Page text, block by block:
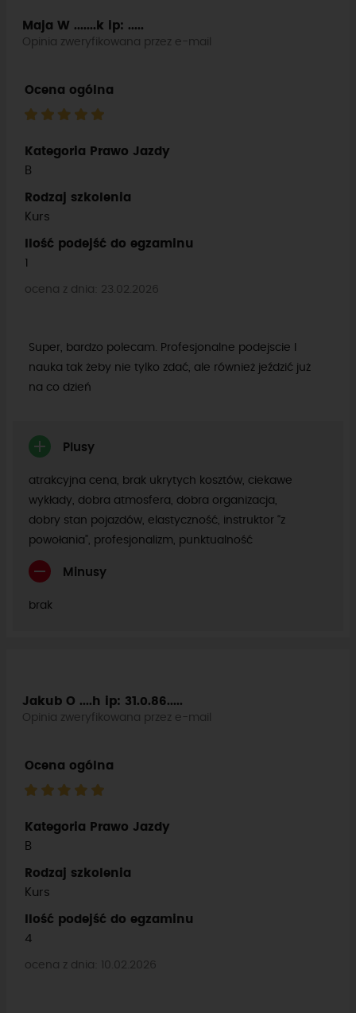
Ocena ogólna
Kategoria Prawo Jazdy
B
Rodzaj szkolenia
Kurs
Ilość podejść do egzaminu
1
ocena z dnia: 23.02.2026
Maja W .......k ip: .....
Opinia zweryfikowana przez e-mail
Super, bardzo polecam. Profesjonalne podejscie I
nauka tak żeby nie tylko zdać, ale również jeździć już
na co dzień
Plusy
atrakcyjna cena, brak ukrytych kosztów, ciekawe
wykłady, dobra atmosfera, dobra organizacja,
dobry stan pojazdów, elastyczność, instruktor “z
powołania”, profesjonalizm, punktualność
Minusy
brak
Ocena ogólna
Kategoria Prawo Jazdy
B
Rodzaj szkolenia
Kurs
Ilość podejść do egzaminu
4
ocena z dnia: 10.02.2026
Jakub O ....h ip: 31.0.86.....
Opinia zweryfikowana przez e-mail